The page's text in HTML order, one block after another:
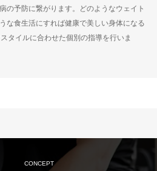
の予防に繋がります。どのようなウェイト
な食生活にすれば健康で美しい身体になる
タイルに合わせた個別の指導を行いま
CONCEPT